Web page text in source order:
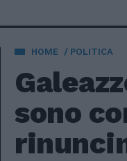
HOME POLITICA
sono